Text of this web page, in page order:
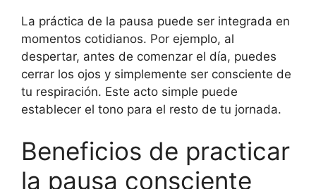
La práctica de la pausa puede ser integrada en
momentos cotidianos. Por ejemplo, al
despertar, antes de comenzar el día, puedes
cerrar los ojos y simplemente ser consciente de
tu respiración. Este acto simple puede
establecer el tono para el resto de tu jornada.
Beneficios de practicar
la pausa consciente